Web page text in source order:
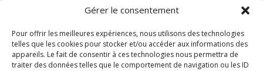
Gérer le consentement
Pour offrir les meilleures expériences, nous utilisons des technologies
telles que les cookies pour stocker et/ou accéder aux informations des
appareils. Le fait de consentir à ces technologies nous permettra de
traiter des données telles que le comportement de navigation ou les ID
Du Lundi au Vendredi
Samedi sur rendez-vous